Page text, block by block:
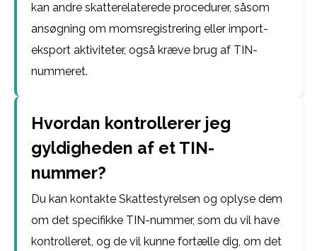
kan andre skatterelaterede procedurer, såsom
ansøgning om momsregistrering eller import-
eksport aktiviteter, også kræve brug af TIN-
nummeret.
Hvordan kontrollerer jeg
gyldigheden af et TIN-
nummer?
Du kan kontakte Skattestyrelsen og oplyse dem
om det specifikke TIN-nummer, som du vil have
kontrolleret, og de vil kunne fortælle dig, om det